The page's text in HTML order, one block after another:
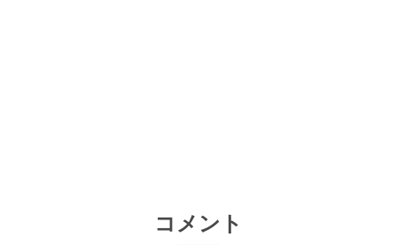
コメント